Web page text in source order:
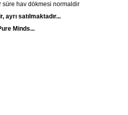
süre hav dökmesi normaldir
ayrı satılmaktadır...
Minds...